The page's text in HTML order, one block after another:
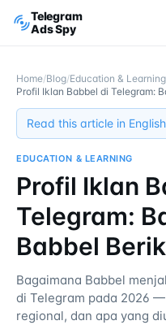
Telegram
Ads Spy
Home/Blog/Education & Learning
Profil Iklan Babbel di Telegram:
Read this article in
EDUCATION & LEARNING
Profil Iklan
Telegram:
Babbel
Bagaimana Babbel
di Telegram pada 2026
regional, dan apa yang